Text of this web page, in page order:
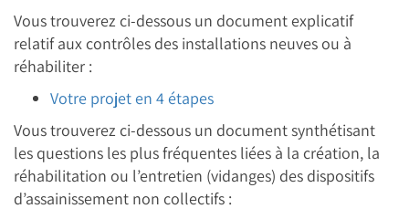
Vous trouverez ci-dessous un document explicatif
relatif aux contrôles des installations neuves ou à
réhabiliter :
Votre projet en 4 étapes
Vous trouverez ci-dessous un document synthétisant
les questions les plus fréquentes liées à la création, la
réhabilitation ou l’entretien (vidanges) des dispositifs
d’assainissement non collectifs :